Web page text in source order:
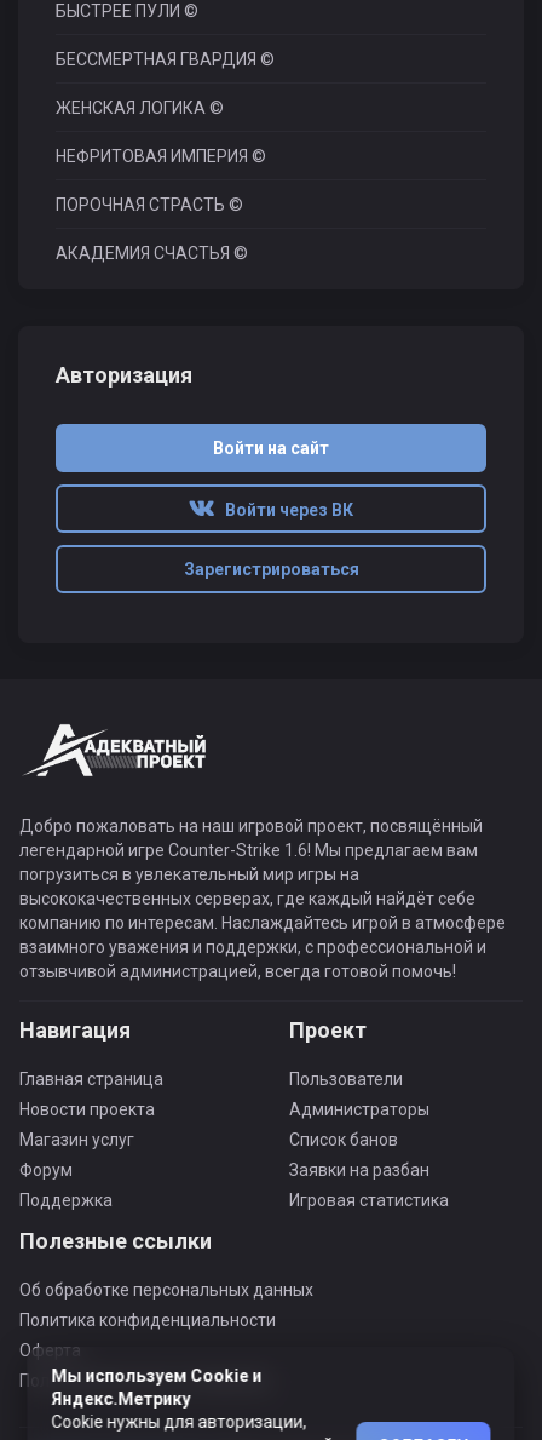
БЫСТРЕЕ ПУЛИ ©
БЕССМЕРТНАЯ ГВАРДИЯ ©
ЖЕНСКАЯ ЛОГИКА ©
НЕФРИТОВАЯ ИМПЕРИЯ ©
ПОРОЧНАЯ СТРАСТЬ ©
АКАДЕМИЯ СЧАСТЬЯ ©
Авторизация
Войти на сайт
Войти через ВК
Зарегистрироваться
Добро пожаловать на наш игровой проект, посвящённый
легендарной игре Counter-Strike 1.6! Мы предлагаем вам
погрузиться в увлекательный мир игры на
высококачественных серверах, где каждый найдёт себе
компанию по интересам. Наслаждайтесь игрой в атмосфере
взаимного уважения и поддержки, с профессиональной и
отзывчивой администрацией, всегда готовой помочь!
Навигация
Главная страница
Новости проекта
Магазин услуг
Форум
Поддержка
Проект
Пользователи
Администраторы
Список банов
Заявки на разбан
Игровая статистика
Полезные ссылки
Об обработке персональных данных
Политика конфиденциальности
Оферта
Пользовательское соглашение
Мы используем Cookie и
Яндекс.Метрику
Cookie нужны для авторизации,